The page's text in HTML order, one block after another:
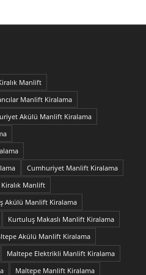
Manlift
Manlift Kiralama
Akülü Manlift Kiralama
Cumhuriyet Manlift Kiralama
Manlift
Akülü Manlift Kiralama
Kurtuluş Makaslı Manlift Kiralama
Akülü Manlift Kiralama
Maltepe Elektrikli Manlift Kiralama
Maltepe Manlift Kiralama